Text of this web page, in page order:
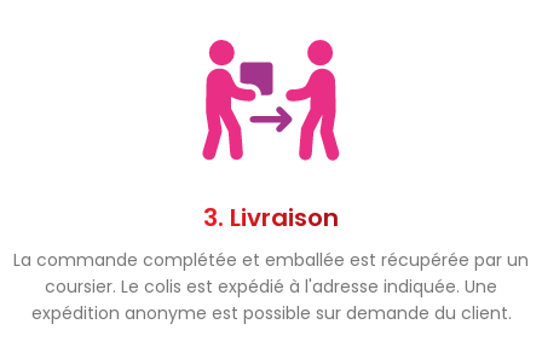
3. Livraison
La commande complétée et emballée est récupérée par un
coursier. Le colis est expédié à l'adresse indiquée. Une
expédition anonyme est possible sur demande du client.